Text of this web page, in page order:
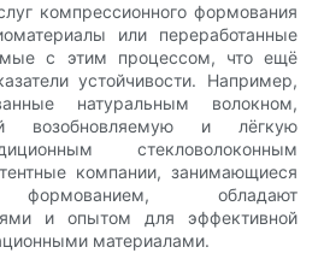
компрессионного формования
или переработанные
с этим процессом, что ещё
устойчивости. Например,
натуральным волокном,
возобновляемую и лёгкую
стекловолоконным
компании, занимающиеся
формованием, обладают
и опытом для эффективной
материалами.